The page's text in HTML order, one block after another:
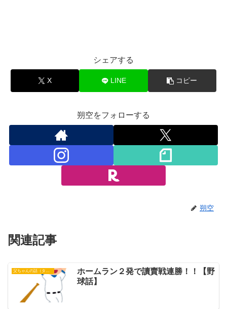
シェアする
X LINE コピー
朔空をフォローする
朔空
関連記事
父ちゃんの話（タイガース）
ホームラン２発で讀賣戦連勝！！【野
球話】